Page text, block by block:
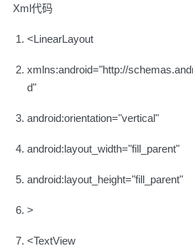
Xml代码
<LinearLayout
xmlns:android="http://
d"
android:orientation="vertical"
android:layout_width="fill_parent"
android:layout_height="fill_parent"
>
<TextView